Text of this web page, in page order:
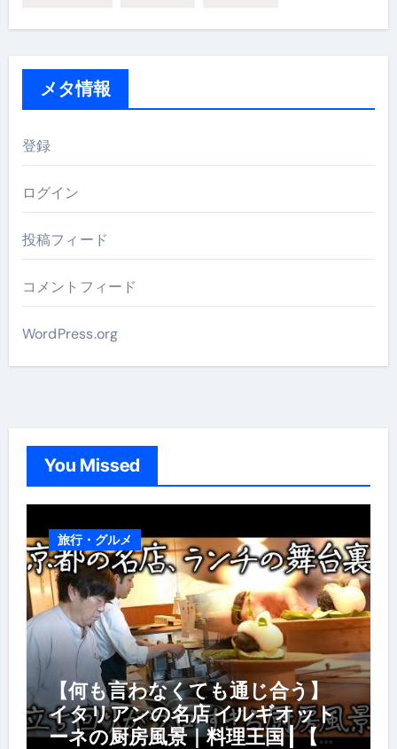
メタ情報
登録
ログイン
投稿フィード
コメントフィード
WordPress.org
You Missed
旅行・グルメ
【何も言わなくても通じ合う】
イタリアンの名店 イルギオット
ーネの厨房風景｜料理王国 | 【厨